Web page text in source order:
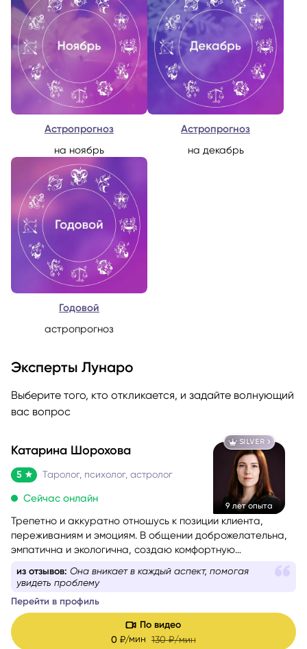
Астропрогноз
на ноябрь
Астропрогноз
на декабрь
Годовой
астропрогноз
Эксперты Лунаро
Выберите того, кто откликается, и задайте волнующий
вас вопрос
SILVER
9 лет опыта
Катарина Шорохова
5 Таролог, психолог, астролог
Сейчас онлайн
Трепетно и аккуратно отношусь к позиции клиента,
переживаниям и эмоциям. В общении доброжелательна,
эмпатична и экологична, создаю комфортную
из отзывов: Ответы были не только ясными, но и
обоснованными
Перейти в профиль
По видео
0 ₽/мин 130 ₽/мин